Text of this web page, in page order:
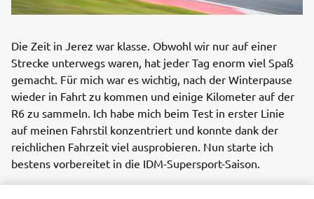
Die Zeit in Jerez war klasse. Obwohl wir nur auf einer
Strecke unterwegs waren, hat jeder Tag enorm viel Spaß
gemacht. Für mich war es wichtig, nach der Winterpause
wieder in Fahrt zu kommen und einige Kilometer auf der
R6 zu sammeln. Ich habe mich beim Test in erster Linie
auf meinen Fahrstil konzentriert und konnte dank der
reichlichen Fahrzeit viel ausprobieren. Nun starte ich
bestens vorbereitet in die IDM-Supersport-Saison.